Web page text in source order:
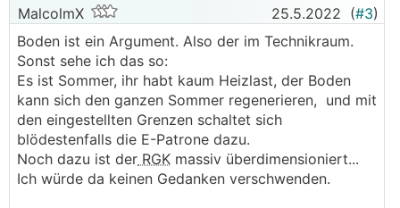
MalcolmX 25.5.2022 (#3)
Boden ist ein Argument. Also der im Technikraum.
Sonst sehe ich das so:
Es ist Sommer, ihr habt kaum Heizlast, der Boden
kann sich den ganzen Sommer regenerieren, und mit
den eingestellten Grenzen schaltet sich
blödestenfalls die E-Patrone dazu.
Noch dazu ist der RGK massiv überdimensioniert...
Ich würde da keinen Gedanken verschwenden.